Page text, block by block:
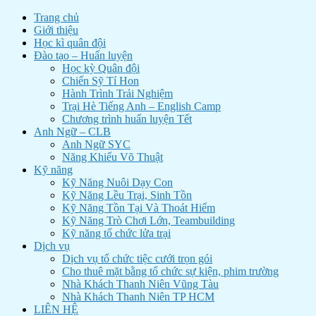
Trang chủ
Giới thiệu
Học kì quân đội
Đào tạo – Huấn luyện
Học kỳ Quân đội
Chiến Sỹ Tí Hon
Hành Trình Trải Nghiệm
Trại Hè Tiếng Anh – English Camp
Chương trình huấn luyện Tết
Anh Ngữ – CLB
Anh Ngữ SYC
Năng Khiếu Võ Thuật
Kỹ năng
Kỹ Năng Nuôi Dạy Con
Kỹ Năng Lều Trại, Sinh Tồn
Kỹ Năng Tồn Tại Và Thoát Hiểm
Kỹ Năng Trò Chơi Lớn, Teambuilding
Kỹ năng tổ chức lửa trại
Dịch vụ
Dịch vụ tổ chức tiệc cưới trọn gói
Cho thuê mặt bằng tổ chức sự kiện, phim trường
Nhà Khách Thanh Niên Vũng Tàu
Nhà Khách Thanh Niên TP HCM
LIÊN HỆ